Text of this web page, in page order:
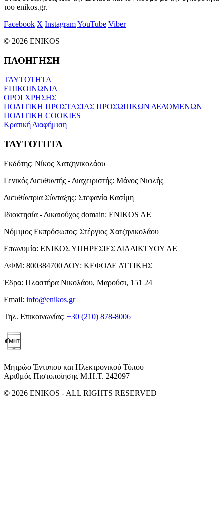
του enikos.gr.
Facebook X InstagramYouTube Viber
© 2026 ENIKOS
ΠΛΟΗΓΗΣΗ
ΤΑΥΤΟΤΗΤΑ
ΕΠΙΚΟΙΝΩΝΙΑ
ΟΡΟΙ ΧΡΗΣΗΣ
ΠΟΛΙΤΙΚΗ ΠΡΟΣΤΑΣΙΑΣ ΠΡΟΣΩΠΙΚΩΝ ΔΕΔΟΜΕΝΩΝ
ΠΟΛΙΤΙΚΗ COOKIES
Κρατική Διαφήμιση
ΤΑΥΤΟΤΗΤΑ
Εκδότης: Νίκος Χατζηνικολάου
Γενικός Διευθυντής - Διαχειριστής: Μάνος Νιφλής
Διευθύντρια Σύνταξης: Στεφανία Κασίμη
Ιδιοκτησία - Δικαιούχος domain: ENIKOS AE
Νόμιμος Εκπρόσωπος: Στέργιος Χατζηνικολάου
Επωνυμία: ΕΝΙΚΟΣ ΥΠΗΡΕΣΙΕΣ ΔΙΑΔΙΚΤΥΟΥ ΑΕ
ΑΦΜ: 800384700 ΔΟΥ: ΚΕΦΟΔΕ ΑΤΤΙΚΗΣ
Έδρα: Πλαστήρα Νικολάου, Μαρούσι, 151 24
Email: info@enikos.gr
Τηλ. Επικοινωνίας: +30 (210) 878-8006
Μητρώο Έντυπου και Ηλεκτρονικού Τύπου
Αριθμός Πιστοποίησης Μ.Η.Τ. 242097
© 2026 ENIKOS - ALL RIGHTS RESERVED